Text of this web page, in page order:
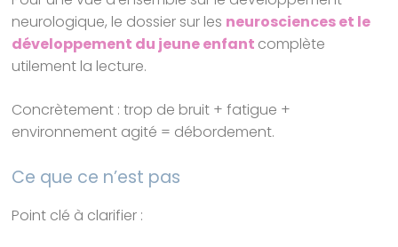
neurologique, le dossier sur les neurosciences et le
développement du jeune enfant complète
utilement la lecture.
Concrètement : trop de bruit + fatigue +
environnement agité = débordement.
Ce que ce n’est pas
Point clé à clarifier :